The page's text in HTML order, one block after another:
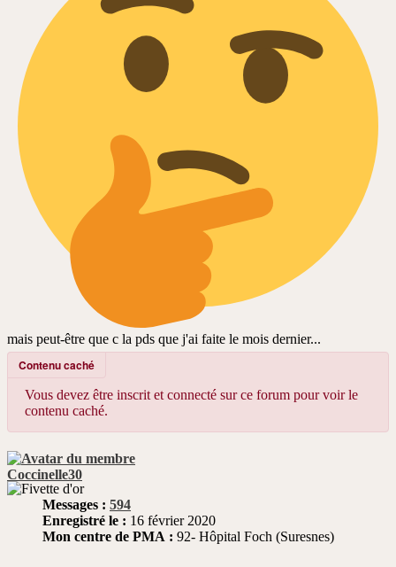
mais peut-être que c la pds que j'ai faite le mois dernier...
Contenu caché
Vous devez être inscrit et connecté sur ce forum pour voir le
contenu caché.
Coccinelle30
Messages : 594
Enregistré le : 16 février 2020
Mon centre de PMA : 92- Hôpital Foch (Suresnes)